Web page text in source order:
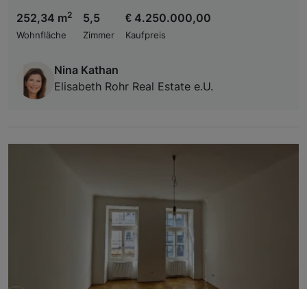
252,34 m2
Wohnfläche
5,5
Zimmer
€ 4.250.000,00
Kaufpreis
Nina Kathan
Elisabeth Rohr Real Estate e.U.